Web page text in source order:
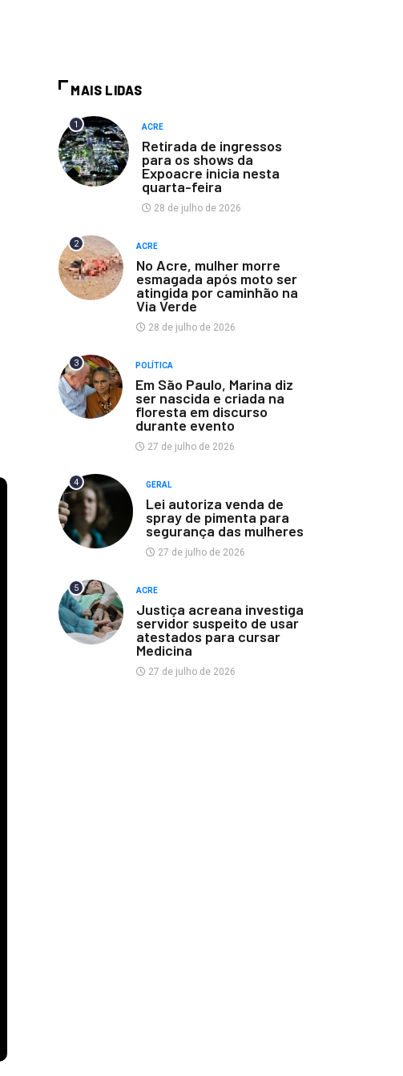
MAIS LIDAS
1 ACRE
Retirada de ingressos
para os shows da
Expoacre inicia nesta
quarta-feira
28 de julho de 2026
2 ACRE
No Acre, mulher morre
esmagada após moto ser
atingida por caminhão na
Via Verde
28 de julho de 2026
3 POLÍTICA
Em São Paulo, Marina diz
ser nascida e criada na
floresta em discurso
durante evento
27 de julho de 2026
4 GERAL
Lei autoriza venda de
spray de pimenta para
segurança das mulheres
27 de julho de 2026
5 ACRE
Justiça acreana investiga
servidor suspeito de usar
atestados para cursar
Medicina
27 de julho de 2026